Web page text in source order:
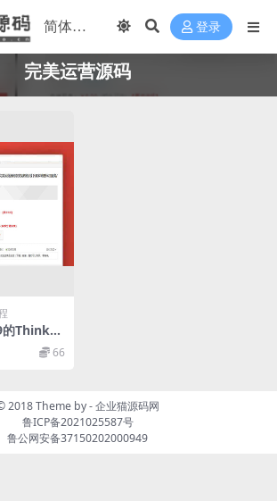
登录
完美运营源码
的Thinkp
运营源码
地图标注
66
2018 Theme by -企业猫源码网
鲁ICP备2021025587号
鲁公网安备37150202000949